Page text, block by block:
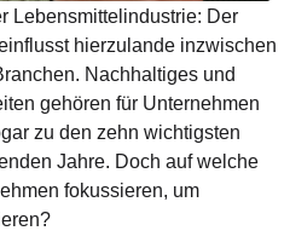
Lebensmittelindustrie: Der
hierzulande inzwischen
Nachhaltiges und
gehören für Unternehmen
zu den zehn wichtigsten
Jahre. Doch auf welche
fokussieren, um